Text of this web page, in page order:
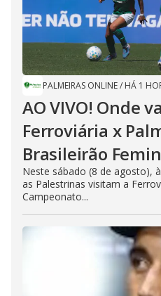
PALMEIRAS ONLINE/ HÁ 1
AO VIVO! Onde
Ferroviária x
Brasileirão
Neste sábado (8 de agosto),
as Palestrinas visitam a
Campeonato...